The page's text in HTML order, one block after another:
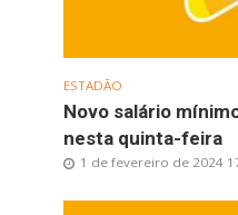
ESTADÃO
Novo salário
nesta quinta-feira
1 de fevereiro de 2024